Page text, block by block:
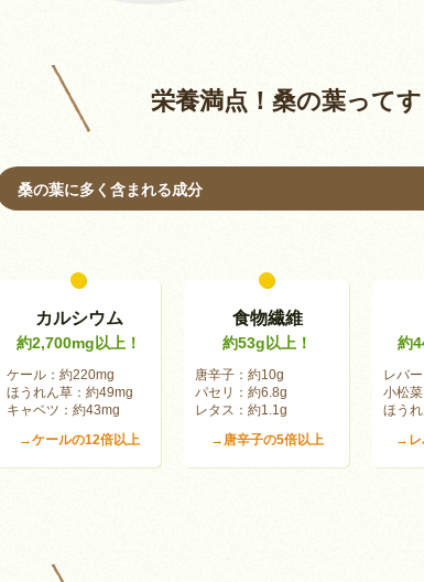
栄養満点！桑の葉って
桑の葉に多く含まれる成分
カルシウム
約2,700mg以上！
ケール：約220mg
ほうれん草：約49mg
キャベツ：約43mg
→ケールの12倍以上
食物繊維
約53g以上！
唐辛子：約10g
パセリ：約6.8g
レタス：約1.1g
→唐辛子の5倍以上
約
レバ
小松
ほう
→レ